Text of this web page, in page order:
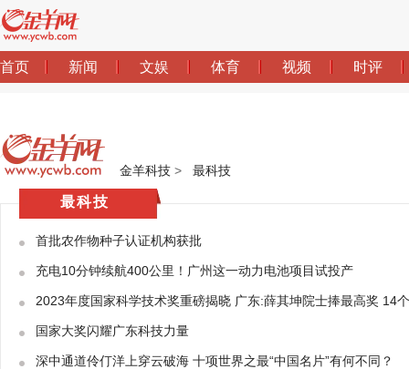
金羊科技 > 最科技
最科技
首批农作物种子认证机构获批
充电10分钟续航400公里！广州这一动力电池项目试投产
2023年度国家科学技术奖重磅揭晓 广东:薛其坤院士捧最高奖 14
国家大奖闪耀广东科技力量
深中通道伶仃洋上穿云破海 十项世界之最“中国名片”有何不同？